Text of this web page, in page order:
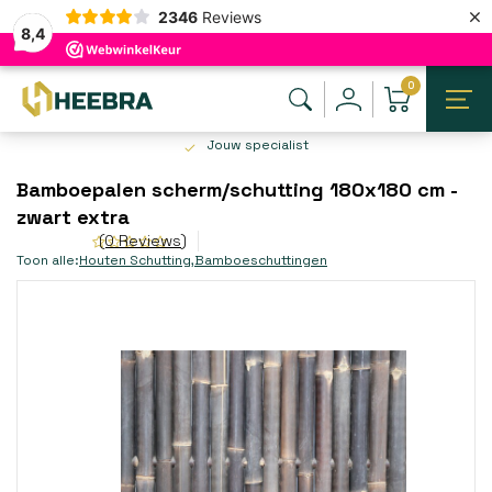
8,4
2346 Reviews ×
0
Jouw specialist
Bamboepalen scherm/schutting 180x180 cm -
zwart extra
(0 Reviews)
Toon alle:Houten Schutting,Bamboeschuttingen